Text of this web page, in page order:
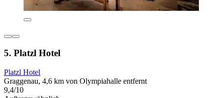
5. Platzl Hotel
Platzl Hotel
Graggenau, 4,6 km von Olympiahalle entfernt
9,4/10